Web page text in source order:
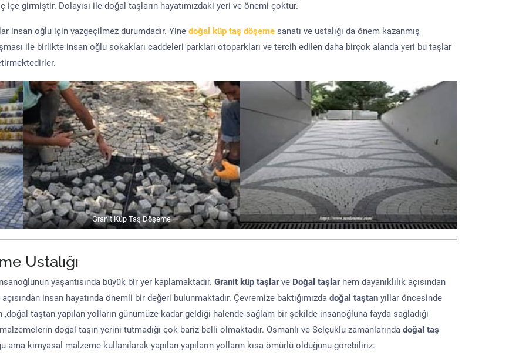
girmiştir. Dolayısı ile doğal taşların hayatımızdaki yeri ve önemi çoktur.
insan oğlu için vazgeçilmez durumdadır. Yine doğal küp taş döşeme sanatı ve ustalığı da önem kazanmış
ile birlikte insan oğlu sokakları caddeleri parkları otoparkları ve tercih edilen daha birçok alanda yeri bu taşlar
Granit Küp Taş Döşeme
Ustalığı
yaşantısında büyük bir yer kaplamaktadır. Granit küp taşlarve Doğal taşlar hem dayanıklılık açısından
insan hayatında önemli bir değeri bulunmaktadır. Çevremize baktığımızda doğal taştan yıllar öncesinde
,doğal taştan yapılan yolların günümüze kadar geldiği halende sağlam bir şekilde insanoğluna fayda sağladığı
doğal taşın yerini tutmadığı çok bariz belli olmaktadır. Osmanlı ve Selçuklu zamanlarında doğal taş
ama kimyasal malzeme kullanılarak yapılan yapıların yolların kısa ömürlü olduğunu görebiliriz.